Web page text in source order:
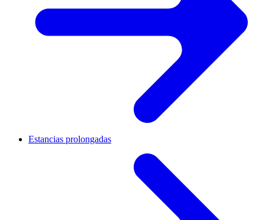
Estancias prolongadas